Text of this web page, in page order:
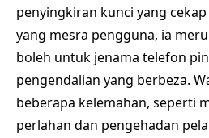
penyingkiran kunci yang
yang mesra pengguna, ia
boleh untuk jenama telefon
pengendalian yang berbeza.
beberapa kelemahan, seperti
perlahan dan pengehadan